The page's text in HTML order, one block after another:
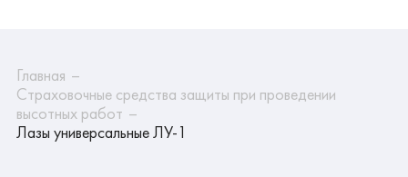
Главная
Страховочные средства защиты при проведении
высотных работ
Лазы универсальные ЛУ-1